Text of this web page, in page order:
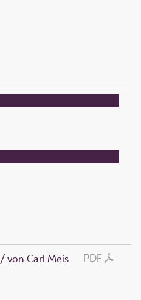
PDF
/ von Carl Meis